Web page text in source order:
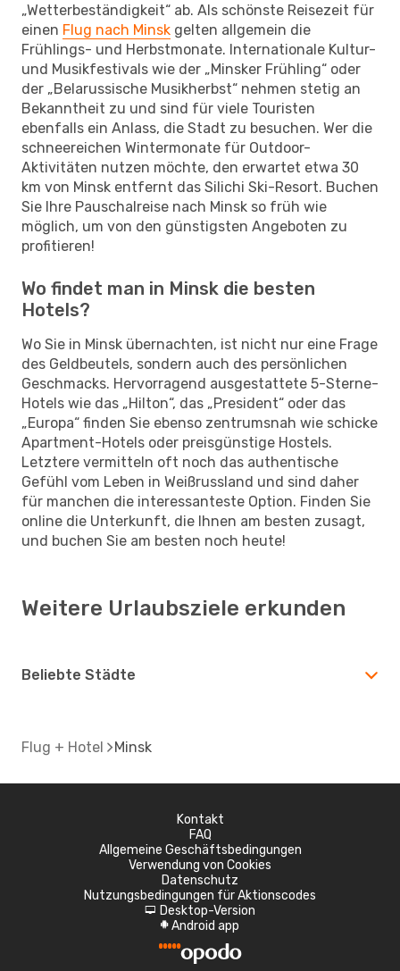
„Wetterbeständigkeit“ ab. Als schönste Reisezeit für
einen Flug nach Minsk gelten allgemein die
Frühlings- und Herbstmonate. Internationale Kultur-
und Musikfestivals wie der „Minsker Frühling“ oder
der „Belarussische Musikherbst“ nehmen stetig an
Bekanntheit zu und sind für viele Touristen
ebenfalls ein Anlass, die Stadt zu besuchen. Wer die
schneereichen Wintermonate für Outdoor-
Aktivitäten nutzen möchte, den erwartet etwa 30
km von Minsk entfernt das Silichi Ski-Resort. Buchen
Sie Ihre Pauschalreise nach Minsk so früh wie
möglich, um von den günstigsten Angeboten zu
profitieren!
Wo findet man in Minsk die besten
Hotels?
Wo Sie in Minsk übernachten, ist nicht nur eine Frage
des Geldbeutels, sondern auch des persönlichen
Geschmacks. Hervorragend ausgestattete 5-Sterne-
Hotels wie das „Hilton“, das „President“ oder das
„Europa“ finden Sie ebenso zentrumsnah wie schicke
Apartment-Hotels oder preisgünstige Hostels.
Letztere vermitteln oft noch das authentische
Gefühl vom Leben in Weißrussland und sind daher
für manchen die interessanteste Option. Finden Sie
online die Unterkunft, die Ihnen am besten zusagt,
und buchen Sie am besten noch heute!
Weitere Urlaubsziele erkunden
Beliebte Städte
Flug + Hotel Minsk
Kontakt
FAQ
Allgemeine Geschäftsbedingungen
Verwendung von Cookies
Datenschutz
Nutzungsbedingungen für Aktionscodes
d Desktop-Version
A Android app